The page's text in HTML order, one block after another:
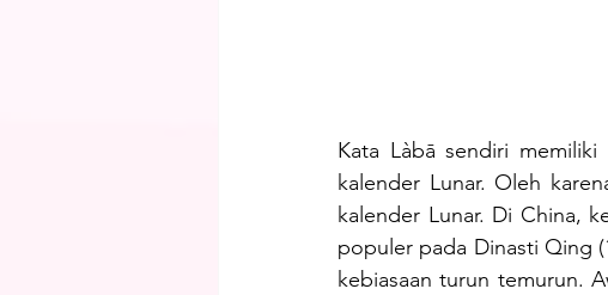
Kata Làbā sendiri
kalender Lunar. Oleh
kalender Lunar. Di China,
populer pada Dinasti Qing
kebiasaan turun temurun.